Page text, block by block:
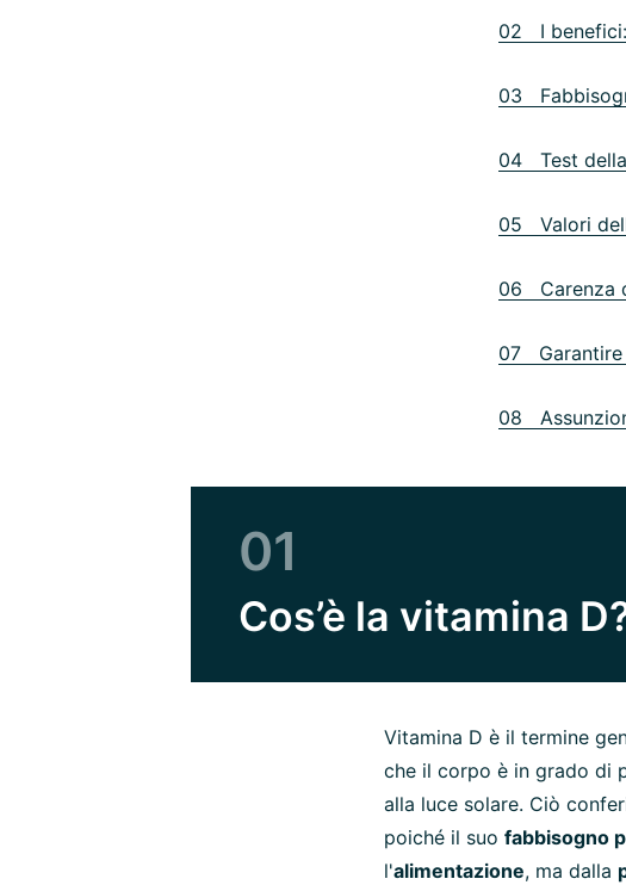
02 I benefici:
03
04 Test della
05 Valori
06 Carenza
07 Garantire
08
01
Cos’è la vitamina
Vitamina D è il termine
che il corpo è in grado di
alla luce solare. Ciò
poiché il suo fabbisogno
l'alimentazione, ma dalla